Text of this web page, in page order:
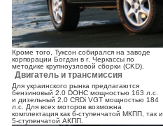
Кроме того, Туксон собирался на заводе
корпорации Богдан в г. Черкассы по
методике крупноузловой сборки (CKD).
Двигатель и трансмиссия
Для украинского рынка предлагаются
бензиновый 2.0 DOHC мощностью 163 л.с.
и дизельный 2.0 CRDi VGT мощностью 184
л.с. Для всех моторов возможна
комплектация как 6-ступенчатой МКПП, так и
5-ступенчатой АКПП.